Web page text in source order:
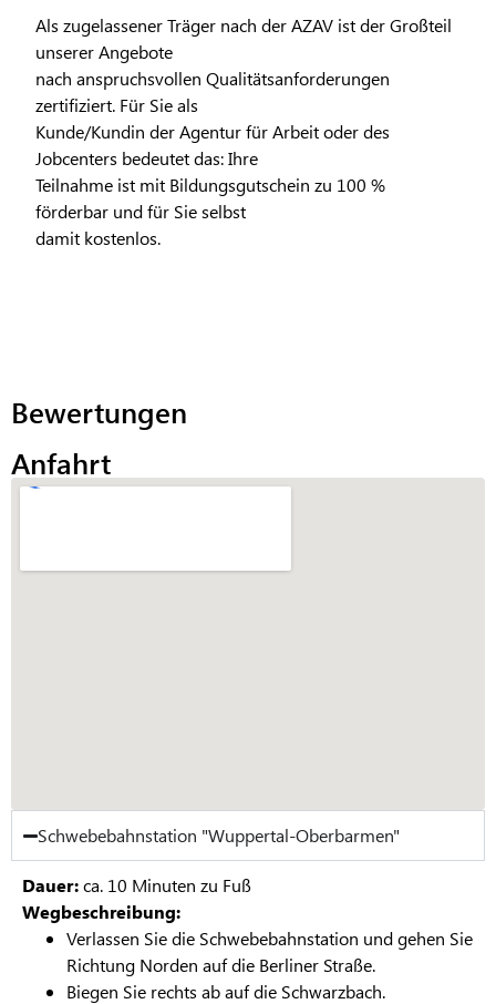
Als zugelassener Träger nach der AZAV ist der Großteil
unserer Angebote
nach anspruchsvollen Qualitätsanforderungen
zertifiziert. Für Sie als
Kunde/Kundin der Agentur für Arbeit oder des
Jobcenters bedeutet das: Ihre
Teilnahme ist mit Bildungsgutschein zu 100 %
förderbar und für Sie selbst
damit kostenlos.
Bewertungen
Anfahrt
Schwebebahnstation "Wuppertal-Oberbarmen"
Dauer:ca. 10 Minuten zu Fuß
Wegbeschreibung:
Verlassen Sie die Schwebebahnstation und gehen Sie
Richtung Norden auf die Berliner Straße.
Biegen Sie rechts ab auf die Schwarzbach.